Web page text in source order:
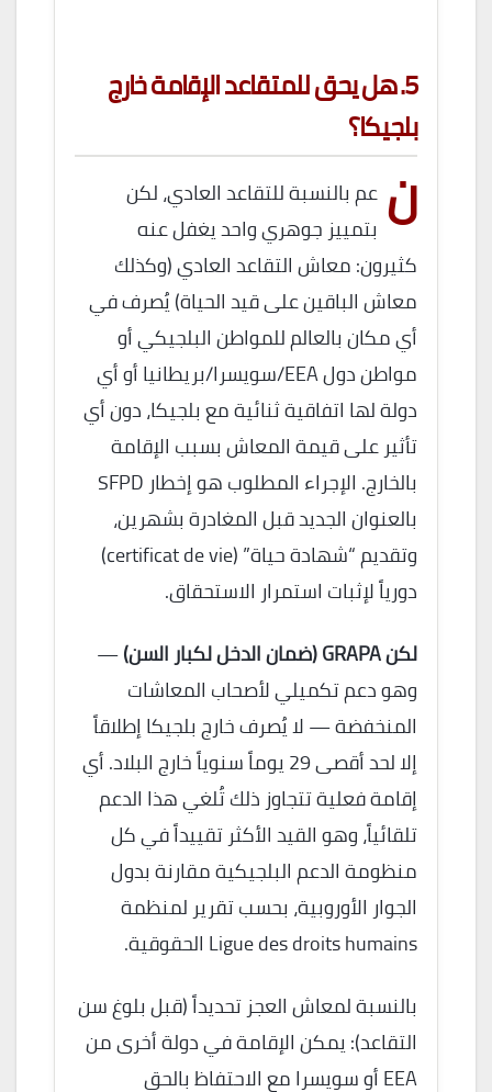
5. هل يحق للمتقاعد الإقامة خارج
بلجيكا؟
ن عم بالنسبة للتقاعد العادي، لكن
بتمييز جوهري واحد يغفل عنه
كثيرون: معاش التقاعد العادي (وكذلك
معاش الباقين على قيد الحياة) يُصرف في
أي مكان بالعالم للمواطن البلجيكي أو
مواطن دول EEA/سويسرا/بريطانيا أو أي
دولة لها اتفاقية ثنائية مع بلجيكا، دون أي
تأثير على قيمة المعاش بسبب الإقامة
بالخارج. الإجراء المطلوب هو إخطار SFPD
بالعنوان الجديد قبل المغادرة بشهرين،
وتقديم “شهادة حياة” (certificat de vie)
دورياً لإثبات استمرار الاستحقاق.
لكن GRAPA (ضمان الدخل لكبار السن)
—
وهو دعم تكميلي لأصحاب المعاشات
المنخفضة — لا يُصرف خارج بلجيكا إطلاقاً
إلا لحد أقصى 29 يوماً سنوياً خارج البلاد. أي
إقامة فعلية تتجاوز ذلك تُلغي هذا الدعم
تلقائياً، وهو القيد الأكثر تقييداً في كل
منظومة الدعم البلجيكية مقارنة بدول
الجوار الأوروبية، بحسب تقرير لمنظمة
Ligue des droits humains الحقوقية.
بالنسبة لمعاش العجز تحديداً (قبل بلوغ سن
التقاعد): يمكن الإقامة في دولة أخرى من
EEA أو سويسرا مع الاحتفاظ بالحق